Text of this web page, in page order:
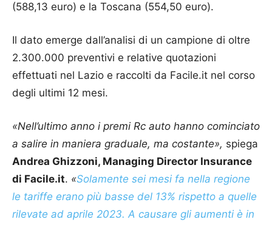
(588,13 euro) e la Toscana (554,50 euro).
Il dato emerge dall’analisi di un campione di oltre
2.300.000 preventivi e relative quotazioni
effettuati nel Lazio e raccolti da Facile.it nel corso
degli ultimi 12 mesi.
«Nell’ultimo anno i premi Rc auto hanno cominciato
a salire in maniera graduale, ma costante», spiega
Andrea Ghizzoni, Managing Director Insurance
di Facile.it. «Solamente sei mesi fa nella regione
le tariffe erano più basse del 13% rispetto a quelle
rilevate ad aprile 2023. A causare gli aumenti è in